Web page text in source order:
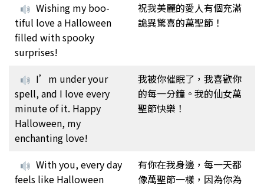
Wishing my boo-
tiful love a Halloween
filled with spooky
surprises!
祝我美麗的愛人有個充滿
詭異驚喜的萬聖節！
I’m under your
spell, and I love every
minute of it. Happy
Halloween, my
enchanting love!
我被你催眠了，我喜歡你
的每一分鐘。我的仙女萬
聖節快樂！
With you, every day
feels like Halloween
有你在我身邊，每一天都
像萬聖節一樣，因為你為